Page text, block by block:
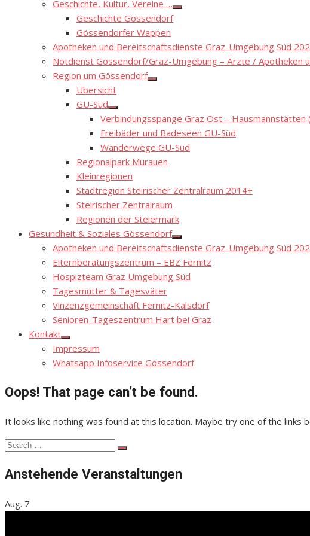
Geschichte, Kultur, Vereine …
Show
Geschichte Gössendorf
Gössendorfer Wappen
Apotheken und Bereitschaftsdienste Graz-Umgebung Süd
Notdienst Gössendorf/Graz-Umgebung – Ärzte / Apotheken
Region um Gössendorf
Show
Übersicht
GU-Süd
Show
sub
menu
Verbindungsspange Graz Ost –
Freibäder und Badeseen GU-Süd
Wanderwege GU-Süd
Regionalpark Murauen
Kleinregionen
Stadtregion Steirischer Zentralraum 2014+
Steirischer Zentralraum
Regionen der Steiermark
Gesundheit & Soziales Gössendorf
Show
sub
menu
Apotheken und Bereitschaftsdienste Graz-Umgebung Süd
Elternberatungszentrum – EBZ Fernitz
Hospizteam Graz Umgebung Süd
Tagesmütter & Tagesväter
Vinzenzgemeinschaft Fernitz-Kalsdorf
Senioren-Tageszentrum Hart bei Graz
Kontakt
Show
sub
menu
Impressum
Whatsapp Infoservice Gössendorf
Oops! That page can’t be found.
It looks like nothing was found at this location. Maybe try one of the links
Search
Search
Anstehende Veranstaltungen
Aug. 7